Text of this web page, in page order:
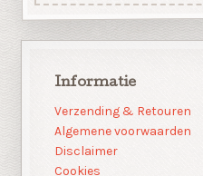
Informatie
Verzending & Retouren
Algemene voorwaarden
Disclaimer
Cookies